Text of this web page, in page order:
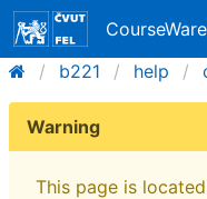
b221
help
Warning
This page is